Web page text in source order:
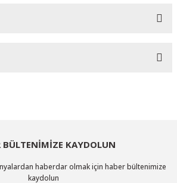
bilgiler bulunuyor.
BÜLTENİMİZE KAYDOLUN
haberdar olmak için haber bültenimize
kaydolun